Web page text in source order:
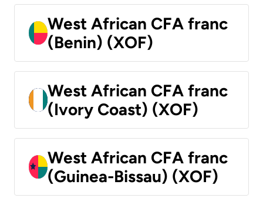
West African CFA franc
(Benin) (XOF)
West African CFA franc
(Ivory Coast) (XOF)
West African CFA franc
(Guinea-Bissau) (XOF)